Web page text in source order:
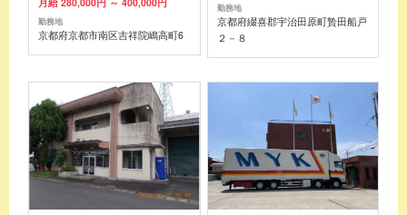
勤務地
京都府京都市南区吉祥院嶋高町6
勤務地
京都府綴喜郡宇治田原町贄田船戸
２－８